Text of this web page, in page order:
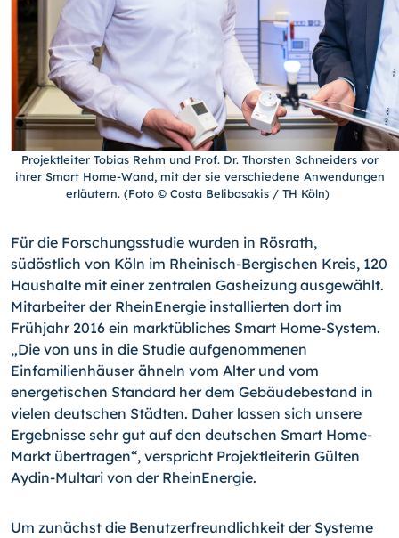
Projektleiter Tobias Rehm und Prof. Dr. Thorsten Schneiders vor
ihrer Smart Home-Wand, mit der sie verschiedene Anwendungen
erläutern. (Foto © Costa Belibasakis / TH Köln)
Für die Forschungsstudie wurden in Rösrath,
südöstlich von Köln im Rheinisch-Ber­gi­schen Kreis, 120
Haushalte mit einer zentralen Gasheizung ausgewählt.
Mitarbeiter der RheinEnergie installierten dort im
Frühjahr 2016 ein marktübliches Smart Home-System.
„Die von uns in die Studie aufgenommenen
Einfamilienhäuser ähneln vom Alter und vom
energetischen Standard her dem Gebäudebestand in
vielen deutschen Städten. Daher lassen sich unsere
Ergebnisse sehr gut auf den deutschen Smart Home-
Markt übertragen“, verspricht Projektleiterin Gülten
Aydin-Multari von der RheinEnergie.
Um zunächst die Benutzerfreundlichkeit der Systeme